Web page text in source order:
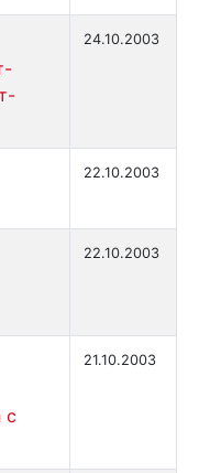
24.10.2003
22.10.2003
22.10.2003
с
21.10.2003